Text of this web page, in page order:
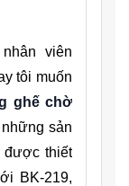
viên
tôi muốn
ghế chờ
sản
được thiết
BK-219,